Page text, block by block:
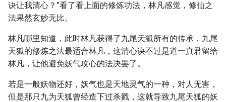
诀让我清心？”看了看上面的修炼功法，林凡感觉，修仙之
法果然玄妙无比。
林凡哪里知道，此时林凡获得了九尾天狐所有的传承，九尾
天狐的修炼之法最适合林凡，这清心诀不过是道一真君留给
林凡，让他避免妖气攻心的法决罢了。
若是一般妖物还好，妖气也是天地灵气的一种，对人无害，
但是那只九为天狐曾经造下过杀戮，这就导致九尾天狐的妖